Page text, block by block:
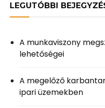
LEGUTÓBBI
A munkaviszony
lehetőségei
A megelőző
ipari üzemekben